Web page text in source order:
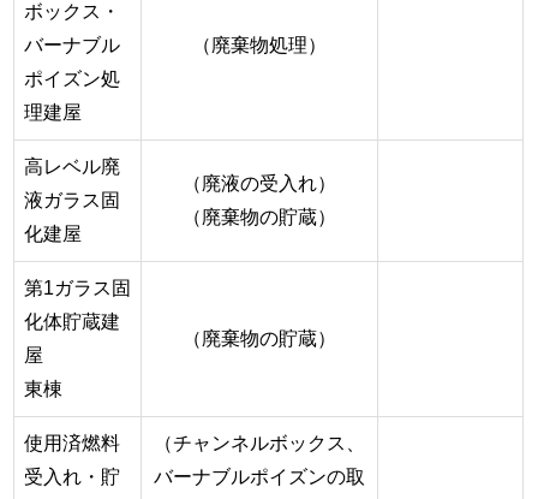
ボックス・
バーナブル
ポイズン処
理建屋
（廃棄物処理）
高レベル廃
液ガラス固
化建屋
（廃液の受入れ）
（廃棄物の貯蔵）
第1ガラス固
化体貯蔵建
屋
東棟
（廃棄物の貯蔵）
使用済燃料
受入れ・貯
（チャンネルボックス、
バーナブルポイズンの取